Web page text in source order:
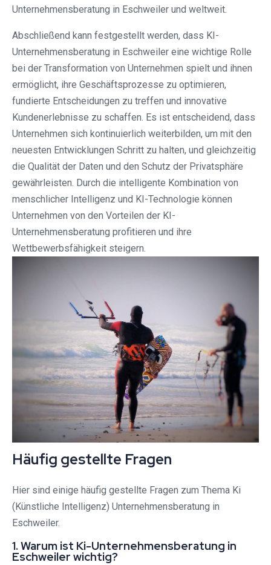
Unternehmensberatung in Eschweiler und weltweit.
Abschließend kann festgestellt werden, dass KI-
Unternehmensberatung in Eschweiler eine wichtige Rolle
bei der Transformation von Unternehmen spielt und ihnen
ermöglicht, ihre Geschäftsprozesse zu optimieren,
fundierte Entscheidungen zu treffen und innovative
Kundenerlebnisse zu schaffen. Es ist entscheidend, dass
Unternehmen sich kontinuierlich weiterbilden, um mit den
neuesten Entwicklungen Schritt zu halten, und gleichzeitig
die Qualität der Daten und den Schutz der Privatsphäre
gewährleisten. Durch die intelligente Kombination von
menschlicher Intelligenz und KI-Technologie können
Unternehmen von den Vorteilen der KI-
Unternehmensberatung profitieren und ihre
Wettbewerbsfähigkeit steigern.
Häufig gestellte Fragen
Hier sind einige häufig gestellte Fragen zum Thema Ki
(Künstliche Intelligenz) Unternehmensberatung in
Eschweiler.
1. Warum ist Ki-Unternehmensberatung in
Eschweiler wichtig?